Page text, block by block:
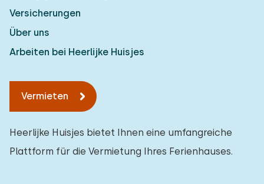
Versicherungen
Über uns
Arbeiten bei Heerlijke Huisjes
Vermieten
Heerlijke Huisjes bietet Ihnen eine umfangreiche
Plattform für die Vermietung Ihres Ferienhauses.